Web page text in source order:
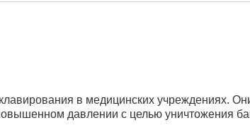
для автоклавирования 500*750
в медицинских учреждениях.
давлении с целью уничтожения